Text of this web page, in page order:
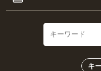
キ